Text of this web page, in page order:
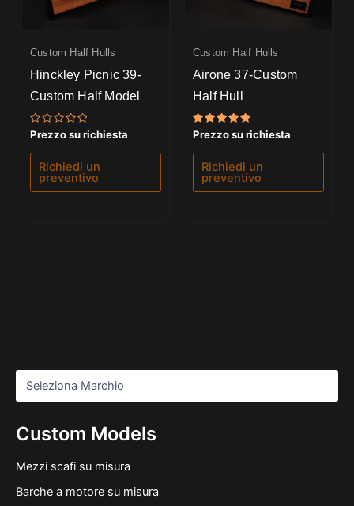
Custom Models
Mezzi scafi su misura
Barche a motore su misura
Custom Half Hulls
Hinckley Picnic 39-
Custom Half Model
Valutato
su
Prezzo su richiesta
Richiedi un
preventivo
Custom Half Hulls
Airone 37-Custom
Half Hull
Valutato
su 5
Prezzo su richiesta
Richiedi un
preventivo